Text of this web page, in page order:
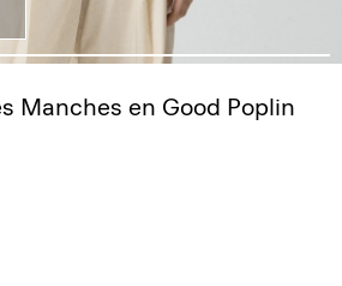
Manches en Good Poplin